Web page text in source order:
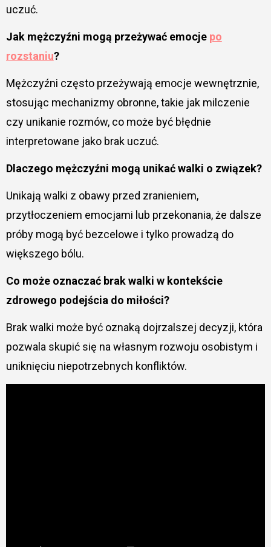
uczuć.
Jak mężczyźni mogą przeżywać emocje po
rozstaniu?
Mężczyźni często przeżywają emocje wewnętrznie,
stosując mechanizmy obronne, takie jak milczenie
czy unikanie rozmów, co może być błędnie
interpretowane jako brak uczuć.
Dlaczego mężczyźni mogą unikać walki o związek?
Unikają walki z obawy przed zranieniem,
przytłoczeniem emocjami lub przekonania, że dalsze
próby mogą być bezcelowe i tylko prowadzą do
większego bólu.
Co może oznaczać brak walki w kontekście
zdrowego podejścia do miłości?
Brak walki może być oznaką dojrzalszej decyzji, która
pozwala skupić się na własnym rozwoju osobistym i
uniknięciu niepotrzebnych konfliktów.